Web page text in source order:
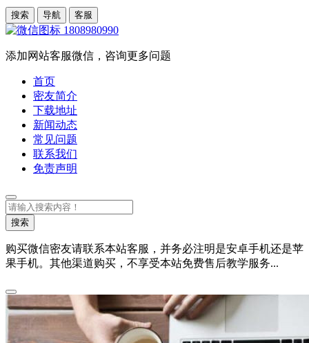
搜索 导航 客服
1808980990
添加网站客服微信，咨询更多问题
首页
密友简介
下载地址
新闻动态
常见问题
联系我们
免责声明
搜
索搜索
购买微信密友请联系本站客服，并务必注明是安卓手机还是苹
果手机。其他渠道购买，不享受本站免费售后教学服务...